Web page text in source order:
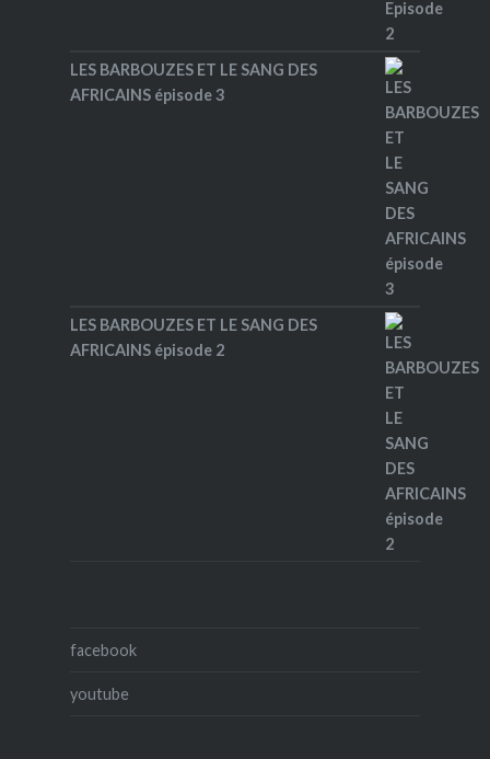
LES BARBOUZES ET LE SANG DES
AFRICAINS épisode 3
LES BARBOUZES ET LE SANG DES
AFRICAINS épisode 2
facebook
youtube